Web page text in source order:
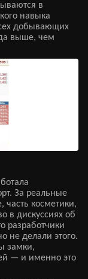
в
навыка
добывающих
выше, чем
За реальные
часть косметики,
в дискуссиях об
разработчики
не делали этого.
замки,
— и именно это